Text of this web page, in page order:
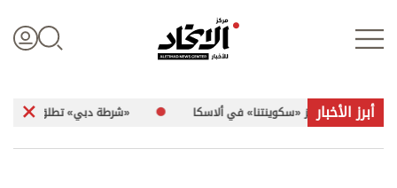
أبرز الأخبار «شرطة دبي» تطلق مبادرة «Horizon X»